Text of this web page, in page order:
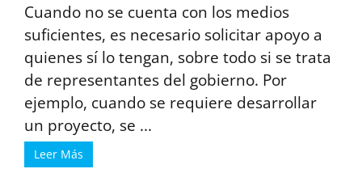
Cuando no se cuenta con los medios
suficientes, es necesario solicitar apoyo a
quienes sí lo tengan, sobre todo si se trata
de representantes del gobierno. Por
ejemplo, cuando se requiere desarrollar
un proyecto, se ...
Leer Más